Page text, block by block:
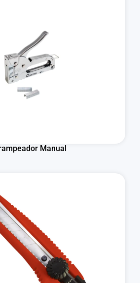
Manual